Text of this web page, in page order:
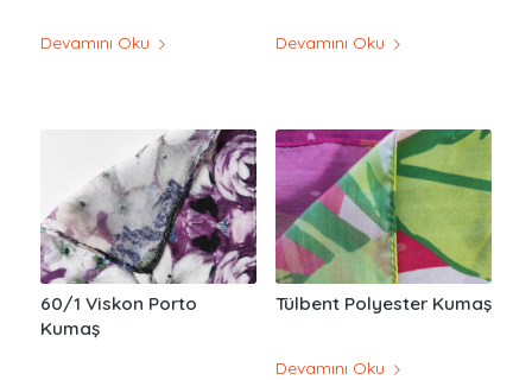
Devamını Oku Devamını Oku
60/1 Viskon Porto
Kumaş
Tülbent Polyester Kumaş
Devamını Oku